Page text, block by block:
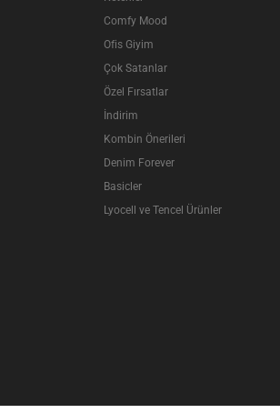
Comfy Mood
Ofis Giyim
Çok Satanlar
Özel Fırsatlar
İndirim
Kombin Önerileri
Denim Forever
Basicler
Lyocell ve Tencel Ürünler